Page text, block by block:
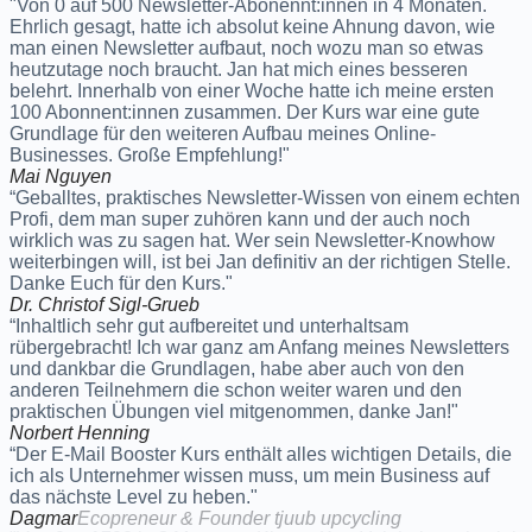
"Von 0 auf 500 Newsletter-Abonennt:innen in 4 Monaten.
Ehrlich gesagt, hatte ich absolut keine Ahnung davon, wie
man einen Newsletter aufbaut, noch wozu man so etwas
heutzutage noch braucht. Jan hat mich eines besseren
belehrt. Innerhalb von einer Woche hatte ich meine ersten
100 Abonnent:innen zusammen. Der Kurs war eine gute
Grundlage für den weiteren Aufbau meines Online-
Businesses. Große Empfehlung!"
Mai Nguyen
“Geballtes, praktisches Newsletter-Wissen von einem echten
Profi, dem man super zuhören kann und der auch noch
wirklich was zu sagen hat. Wer sein Newsletter-Knowhow
weiterbingen will, ist bei Jan definitiv an der richtigen Stelle.
Danke Euch für den Kurs."
Dr. Christof Sigl-Grueb
“Inhaltlich sehr gut aufbereitet und unterhaltsam
rübergebracht! Ich war ganz am Anfang meines Newsletters
und dankbar die Grundlagen, habe aber auch von den
anderen Teilnehmern die schon weiter waren und den
praktischen Übungen viel mitgenommen, danke Jan!"
Norbert Henning
“Der E-Mail Booster Kurs enthält alles wichtigen Details, die
ich als Unternehmer wissen muss, um mein Business auf
das nächste Level zu heben."
DagmarEcopreneur & Founder tjuub upcycling